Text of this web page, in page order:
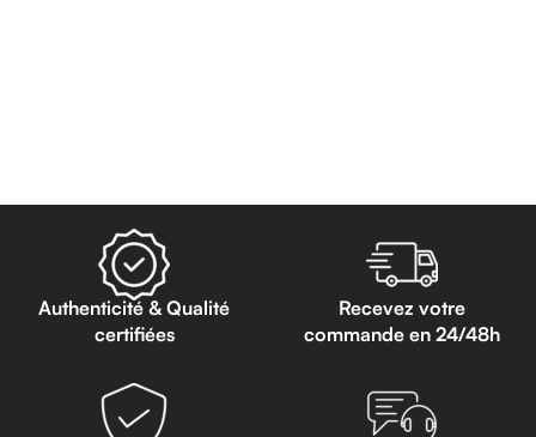
Authenticité & Qualité
certifiées
Recevez votre
commande en 24/48h